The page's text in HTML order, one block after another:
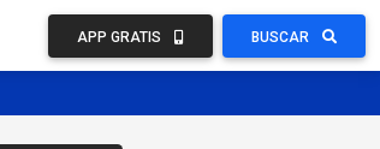
APP GRATIS BUSCAR